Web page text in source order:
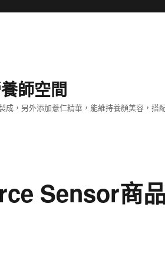
師空間
，另外添加薏仁精華，能維持養顏美容，搭
Sensor商